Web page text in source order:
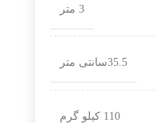
3 متر
35.5سانتی متر
110 کیلو گرم